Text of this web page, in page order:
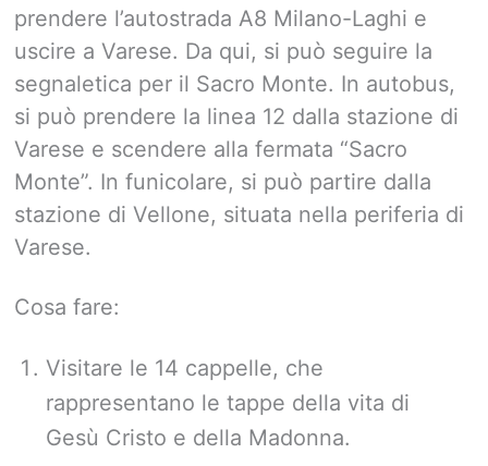
prendere l’autostrada A8 Milano-Laghi e
uscire a Varese. Da qui, si può seguire la
segnaletica per il Sacro Monte. In autobus,
si può prendere la linea 12 dalla stazione di
Varese e scendere alla fermata “Sacro
Monte”. In funicolare, si può partire dalla
stazione di Vellone, situata nella periferia di
Varese.
Cosa fare:
Visitare le 14 cappelle, che
rappresentano le tappe della vita di
Gesù Cristo e della Madonna.